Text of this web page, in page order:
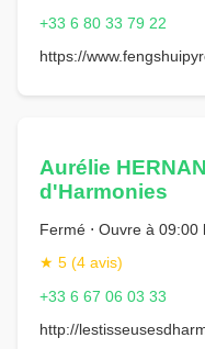
+33 6 80 33 79 22
https://
Aurélie
d'Harmonies
Fermé ⋅ Ouvre à 09:00
★ 5 (4 avis)
+33 6 67 06 03 33
http://